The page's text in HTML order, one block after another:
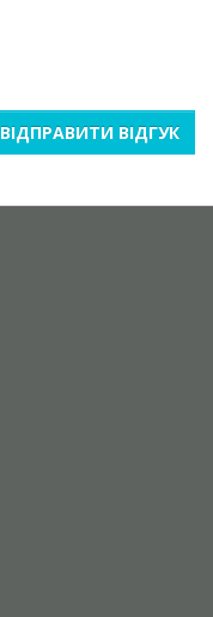
ВІДПРАВИТИ ВІДГУК